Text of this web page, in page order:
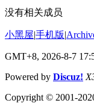
没有相关成员
小黑屋|手机版|
GMT+8, 2026-8-7
Powered by Discuz!
Copyright © 2001-